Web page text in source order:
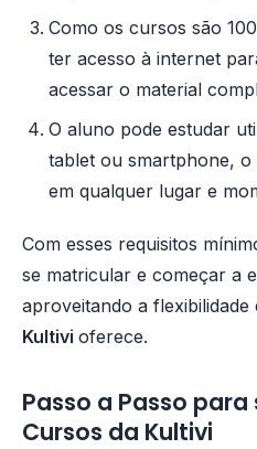
Como os cursos são
ter acesso à internet
acessar o material
O aluno pode estudar
tablet ou smartphone, o
em qualquer lugar e
Com esses requisitos
se matricular e começar a
aproveitando a flexibilidade
Kultivi oferece.
Passo a Passo
Cursos da Kultivi